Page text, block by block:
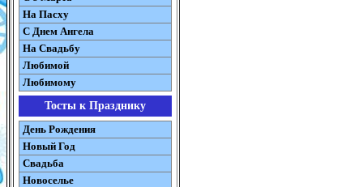
На Пасху
C Днем Ангела
На Свадьбу
Любимой
Любимому
Тосты к Празднику
День Рождения
Новый Год
Свадьба
Новоселье